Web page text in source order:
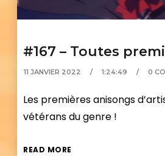
#167 – Toutes
11 JANVIER 2022 1:24:49 0
Les premières anisongs
vétérans du genre !
READ MORE